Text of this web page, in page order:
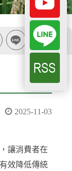
2025-11-03
讓消費者在
效降低傳統